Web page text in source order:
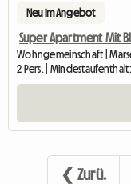
Neu im Angebot
Super Apartment Mit
Wohngemeinschaft |
2 Pers. | Mindestaufenthalt:
❮ Zurü.